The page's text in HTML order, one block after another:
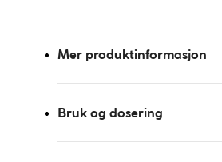
Mer produktinformasjon
Bruk og dosering